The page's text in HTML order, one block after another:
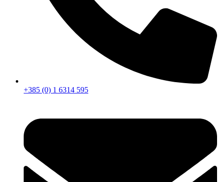
+385 (0) 1 6314 595